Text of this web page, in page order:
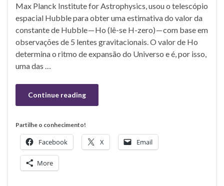
Max Planck Institute for Astrophysics, usou o telescópio
espacial Hubble para obter uma estimativa do valor da
constante de Hubble — Ho (lê-se H-zero) — com base em
observações de 5 lentes gravitacionais. O valor de Ho
determina o ritmo de expansão do Universo e é, por isso,
uma das …
Continue reading
Partilhe o conhecimento!
Facebook X Email
More